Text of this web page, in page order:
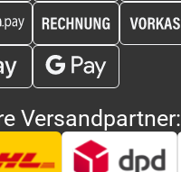
Versandpartner: